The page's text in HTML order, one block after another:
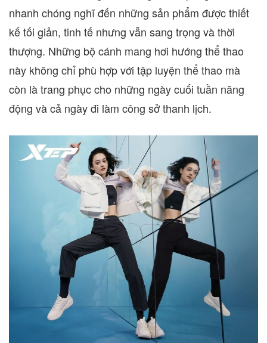
nhanh chóng nghĩ đến những sản phẩm được thiết
kế tối giản, tinh tế nhưng vẫn sang trọng và thời
thượng. Những bộ cánh mang hơi hướng thể thao
này không chỉ phù hợp với tập luyện thể thao mà
còn là trang phục cho những ngày cuối tuần năng
động và cả ngày đi làm công sở thanh lịch.